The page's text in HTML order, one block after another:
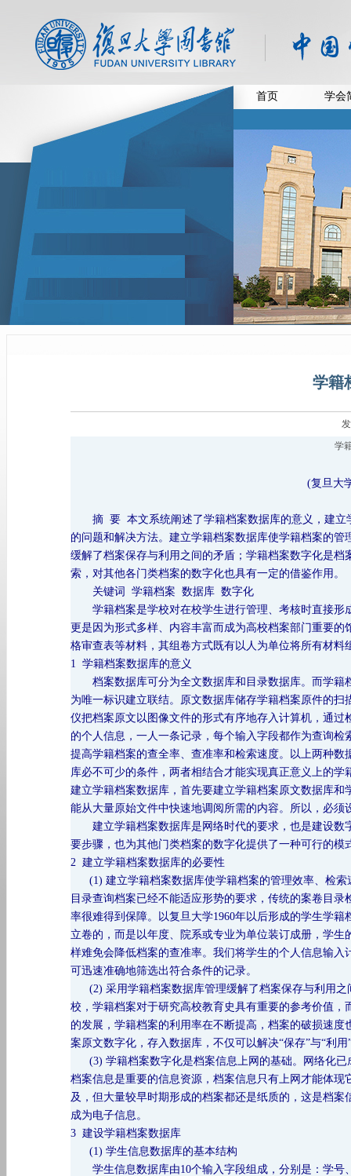
首页 学会
学籍
学
(复旦大
摘 要 本文系统阐述了学籍档案数据库的意义，建立
的问题和解决方法。建立学籍档案数据库使学籍档案的
缓解了档案保存与利用之间的矛盾；学籍档案数字化是
索，对其他各门类档案的数字化也具有一定的借鉴作用。
关键词
学籍档案 数据库 数字化
学籍档案是学校对在校学生进行管理、考核时直接形
更是因为形式多样、内容丰富而成为高校档案部门重要
格审查表等材料，其组卷方式既有以人为单位将所有材
1 学籍档案数据库的意义
档案数据库可分为全文数据库和目录数据库。而学籍
为唯一标识建立联结。原文数据库储存学籍档案原件的
仪把档案原文以图像文件的形式有序地存入计算机，通
的个人信息，一人一条记录，每个输入字段都作为查询
提高学籍档案的查全率、查准率和检索速度。以上两种
库必不可少的条件，两者相结合才能实现真正意义上的学
建立学籍档案数据库，首先要建立学籍档案原文数据库
能从大量原始文件中快速地调阅所需的内容。所以，必
建立学籍档案数据库是网络时代的要求，也是建设数
要步骤，也为其他门类档案的数字化提供了一种可行的模
2 建立学籍档案数据库的必要性
(1) 建立学籍档案数据库使学籍档案的管理效率、检索
目录查询档案已经不能适应形势的要求，传统的案卷目
率很难得到保障。以复旦大学1960年以后形成的学生学
立卷的，而是以年度、院系或专业为单位装订成册，学
样难免会降低档案的查准率。我们将学生的个人信息输
可迅速准确地筛选出符合条件的记录。
(2) 采用学籍档案数据库管理缓解了档案保存与利用之
校，学籍档案对于研究高校教育史具有重要的参考价值
的发展，学籍档案的利用率在不断提高，档案的破损速
案原文数字化，存入数据库，不仅可以解决“保存”与“利
(3) 学籍档案数字化是档案信息上网的基础。网络化已
档案信息是重要的信息资源，档案信息只有上网才能体
及，但大量较早时期形成的档案都还是纸质的，这是档
成为电子信息。
3 建设学籍档案数据库
(1) 学生信息数据库的基本结构
学生信息数据库由10个输入字段组成，分别是：学